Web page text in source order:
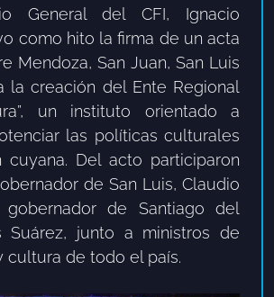
General del CFI, Ignacio
como hito la firma de un acta
Mendoza, San Juan, San Luis
la creación del Ente Regional
un instituto orientado a
las políticas culturales
Del acto participaron
de San Luis, Claudio
de Santiago del
Suárez, junto a ministros de
cultura de todo el país.